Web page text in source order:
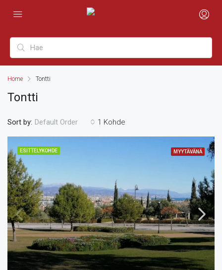
Home Tontti
Tontti
1 Kohde
Sort by: Default Order
ESITTELYKOHDE MYYTÄVÄNÄ